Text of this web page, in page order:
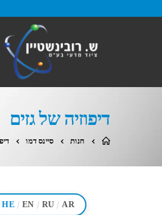
דיפוזיה של גזים
חנות סיינס דמו
HE / EN / RU / AR